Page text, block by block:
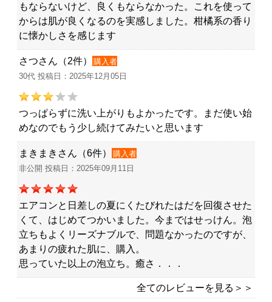
もならないけど、良くもならなかった。これを使って
からは肌が良くなるのを実感しました。柑橘系の香り
に懐かしさを感じます
さつさん（2件）
購入者
30代 投稿日：2025年12月05日
つっぱらずに洗い上がりもよかったです。まだ使い始
めなのでもう少し続けてみたいと思います
まきまきさん（6件）
購入者
非公開 投稿日：2025年09月11日
エアコンと日差しの夏にくたびれたはだを回復させた
くて、はじめてつかいました。今まではせっけん。泡
立ちもよくリーズナブルで、問題なかったのですが、
あまりの疲れた肌に、購入。
思っていた以上の泡立ち。癒さ．．．
全てのレビューを見る＞＞